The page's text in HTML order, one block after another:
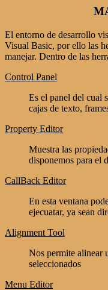
El entorno de desarrollo
Visual Basic, por ello las
manejar. Dentro de las
Control Panel
Es el panel del cual
cajas de texto,
Property Editor
Muestra las
disponemos para el
CallBack Editor
En esta ventana
ejecuatar, ya sean
Alignment Tool
Nos permite alinear
seleccionados
Menu Editor